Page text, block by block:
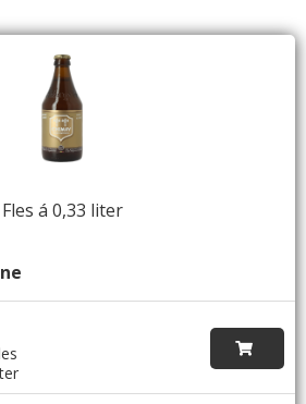
Fles á 0,33 liter